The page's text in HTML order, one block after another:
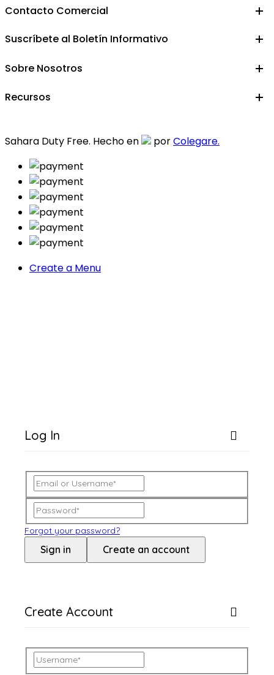
Contacto Comercial
Suscríbete al Boletín Informativo
Sobre Nosotros
Recursos
Sahara Duty Free. Hecho en porColegare.
Create a Menu
Log In
Forgot your password?
Sign in Create an account
Create Account